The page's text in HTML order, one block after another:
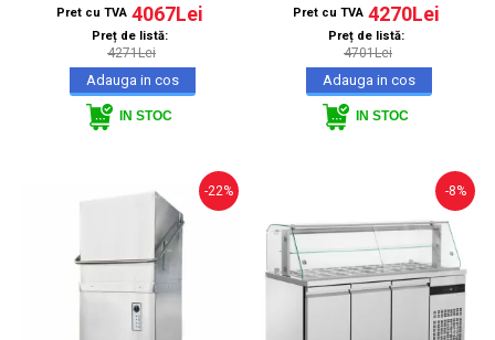
Pret cu TVA 4067Lei
Preț de listă:
4271Lei
IN STOC
Pret cu TVA 4270Lei
Preț de listă:
4701Lei
IN STOC
-22% -8%